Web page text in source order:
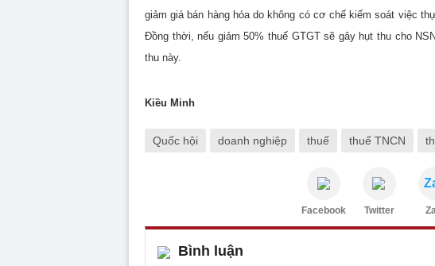
giảm giá bán hàng hóa do không có cơ chế kiểm soát việc
Đồng thời, nếu giảm 50% thuế GTGT sẽ gây hụt thu cho
thu này.
Kiều Minh
Quốc hội doanh nghiệp thuế thuế TNCN
Facebook Twitter
Bình luận